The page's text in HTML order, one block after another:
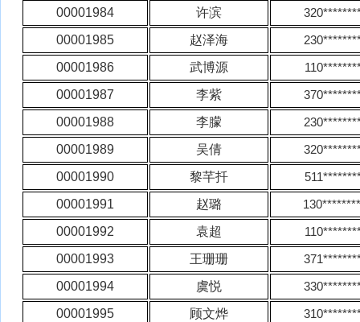
00001984 许滨
00001985 赵泽海
00001986 武博源
00001987 李紫
00001988 李朦
00001989 吴倩
00001990 黎芊扦
00001991 赵璐
00001992 袁超
00001993 王珊珊
00001994 虞悦
00001995 顾文烨